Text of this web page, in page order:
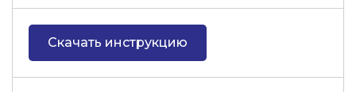
Скачать инструкцию